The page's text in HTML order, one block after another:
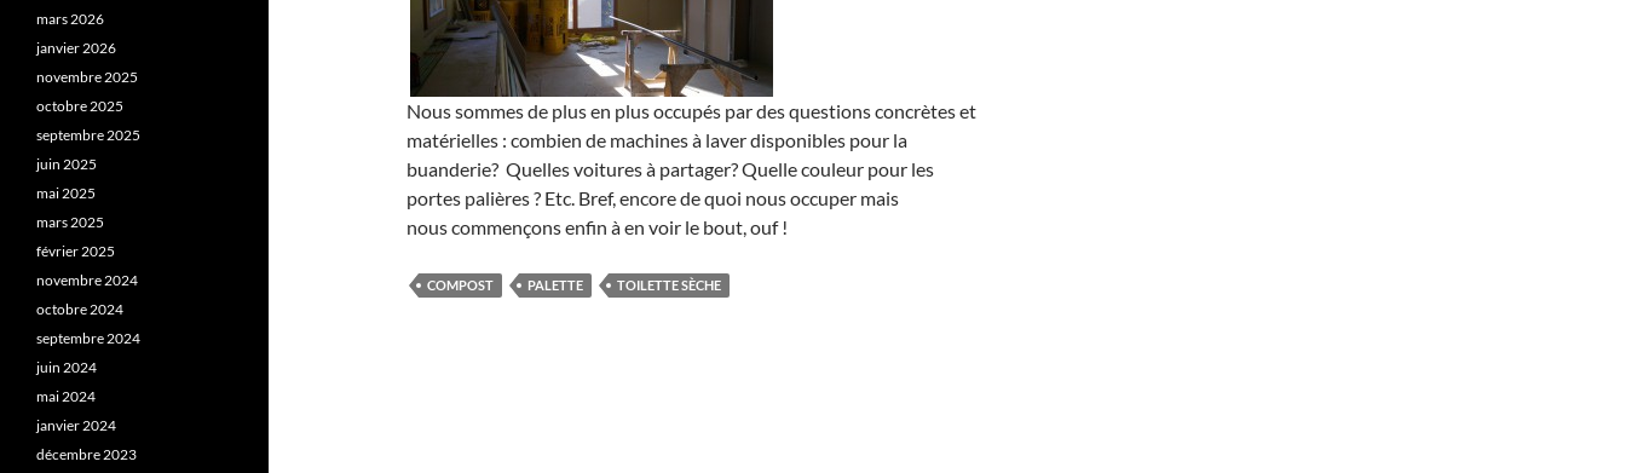
Nous sommes de plus en plus occupés par des questions concrètes et
matérielles : combien de machines à laver disponibles pour la
buanderie? Quelles voitures à partager? Quelle couleur pour les
portes palières ? Etc. Bref, encore de quoi nous occuper mais
nous commençons enfin à en voir le bout, ouf !
COMPOST PALETTE TOILETTE SÈCHE
mars 2026
janvier 2026
novembre 2025
octobre 2025
septembre 2025
juin 2025
mai 2025
mars 2025
février 2025
novembre 2024
octobre 2024
septembre 2024
juin 2024
mai 2024
janvier 2024
décembre 2023